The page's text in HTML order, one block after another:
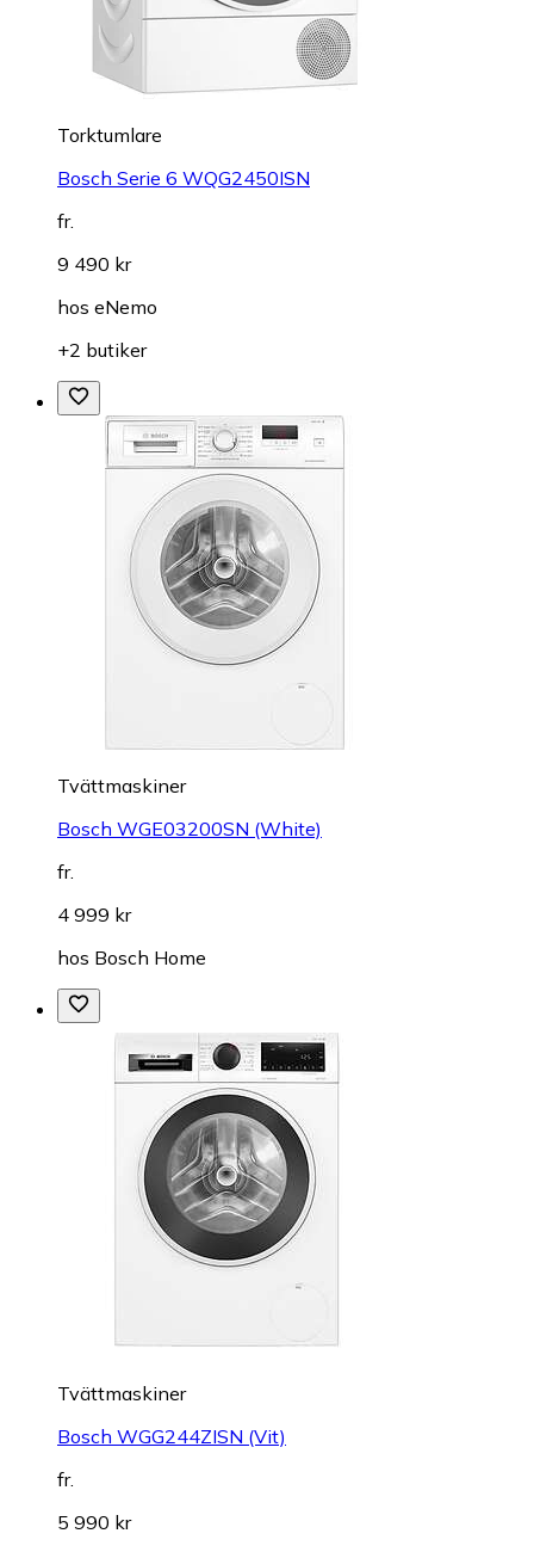
Torktumlare
Bosch Serie 6 WQG2450ISN
fr.
9 490 kr
hos eNemo
+2 butiker
Tvättmaskiner
Bosch WGE03200SN (White)
fr.
4 999 kr
hos Bosch Home
Tvättmaskiner
Bosch WGG244ZISN (Vit)
fr.
5 990 kr